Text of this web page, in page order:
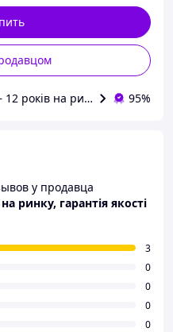
років на ринку, гарантія
95%
у продавца
ринку, гарантія якості
3
0
0
0
0